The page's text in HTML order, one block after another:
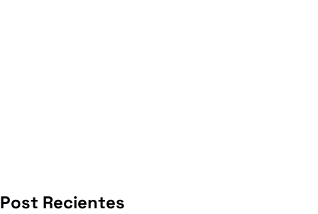
Post Recientes